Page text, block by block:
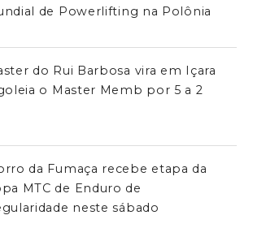
de Powerlifting na Polônia
do Rui Barbosa vira em Içara
o Master Memb por 5 a 2
da Fumaça recebe etapa da
MTC de Enduro de
neste sábado